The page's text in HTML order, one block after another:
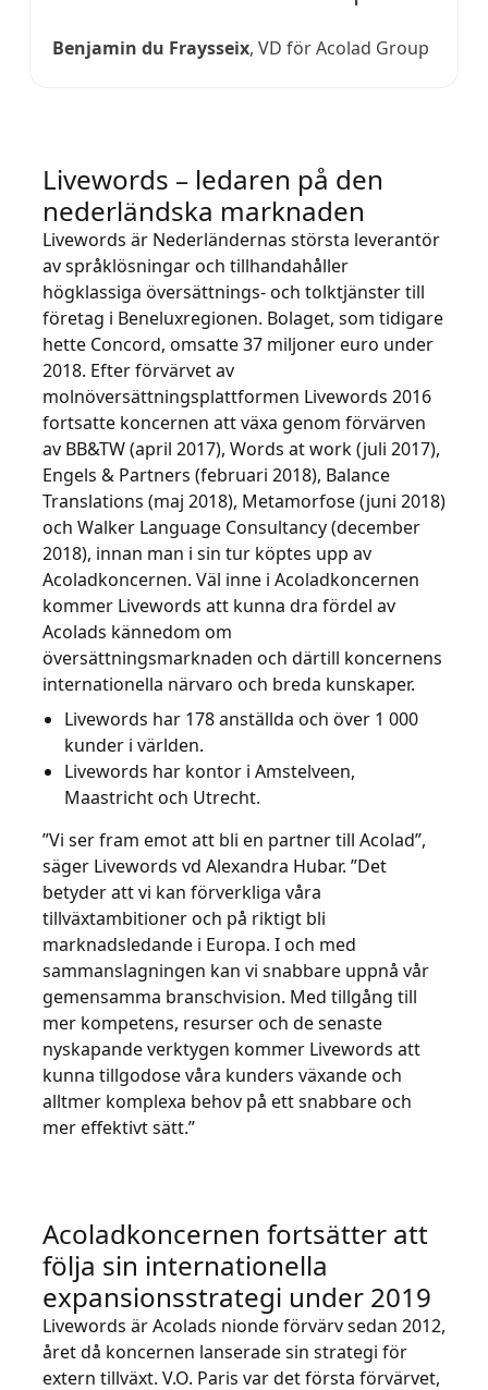
Benjamin du Fraysseix, VD för Acolad Group
Livewords – ledaren på den
nederländska marknaden
Livewords är Nederländernas största leverantör
av språklösningar och tillhandahåller
högklassiga översättnings- och tolktjänster till
företag i Beneluxregionen. Bolaget, som tidigare
hette Concord, omsatte 37 miljoner euro under
2018. Efter förvärvet av
molnöversättningsplattformen Livewords 2016
fortsatte koncernen att växa genom förvärven
av BB&TW (april 2017), Words at work (juli 2017),
Engels & Partners (februari 2018), Balance
Translations (maj 2018), Metamorfose (juni 2018)
och Walker Language Consultancy (december
2018), innan man i sin tur köptes upp av
Acoladkoncernen. Väl inne i Acoladkoncernen
kommer Livewords att kunna dra fördel av
Acolads kännedom om
översättningsmarknaden och därtill koncernens
internationella närvaro och breda kunskaper.
Livewords har 178 anställda och över 1 000
kunder i världen.
Livewords har kontor i Amstelveen,
Maastricht och Utrecht.
”Vi ser fram emot att bli en partner till Acolad”,
säger Livewords vd Alexandra Hubar. ”Det
betyder att vi kan förverkliga våra
tillväxtambitioner och på riktigt bli
marknadsledande i Europa. I och med
sammanslagningen kan vi snabbare uppnå vår
gemensamma branschvision. Med tillgång till
mer kompetens, resurser och de senaste
nyskapande verktygen kommer Livewords att
kunna tillgodose våra kunders växande och
alltmer komplexa behov på ett snabbare och
mer effektivt sätt.”
Acoladkoncernen fortsätter att
följa sin internationella
expansionsstrategi under 2019
Livewords är Acolads nionde förvärv sedan 2012,
året då koncernen lanserade sin strategi för
extern tillväxt. V.O. Paris var det första förvärvet,